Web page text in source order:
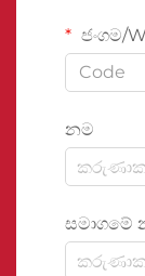
ජංගම/
Code
නම
සමාගමේ